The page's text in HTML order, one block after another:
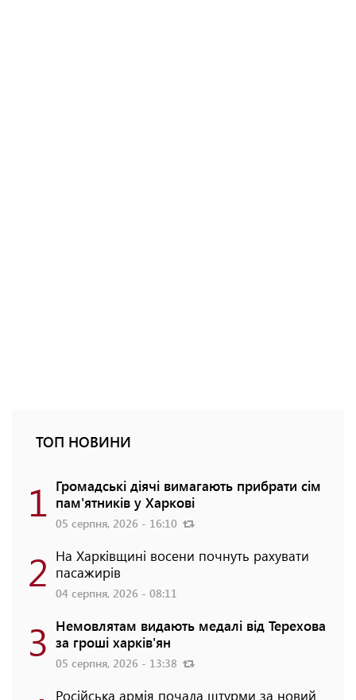
ТОП НОВИНИ
1 Громадські діячі вимагають прибрати сім
пам'ятників у Харкові
05 серпня, 2026 - 16:10
2 На Харківщині восени почнуть рахувати
пасажирів
04 серпня, 2026 - 08:11
3 Немовлятам видають медалі від Терехова
за гроші харків'ян
05 серпня, 2026 - 13:38
Російська армія почала штурми за новий